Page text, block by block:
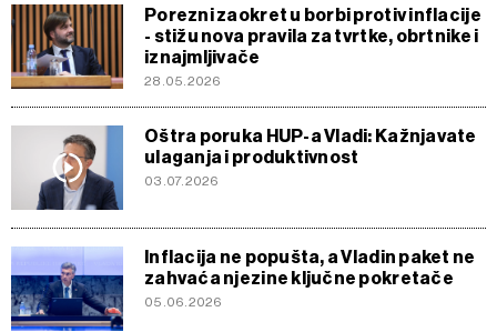
Porezni zaokret u borbi protiv inflacije
- stižu nova pravila za tvrtke, obrtnike i
iznajmljivače
28.05.2026
Oštra poruka HUP-a Vladi: Kažnjavate
ulaganja i produktivnost
03.07.2026
Inflacija ne popušta, a Vladin paket ne
zahvaća njezine ključne pokretače
05.06.2026